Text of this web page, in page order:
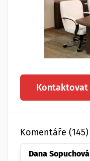
Kontaktovat
Komentáře (145)
Dana Sopuchová